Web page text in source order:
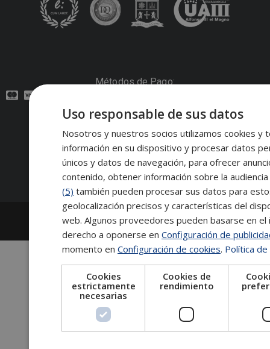
Métodos de Pago:
Contacto:
Síguenos:
2026
Escuela de Posgrado de Salamanca
Información legal
Tablón de anuncios
Uso responsable de sus datos
Nosotros y nuestros socios utilizamos cookies y
información en su dispositivo y procesar datos
únicos y datos de navegación, para ofrecer
contenido, obtener información sobre la
(5) también pueden procesar sus datos para
geolocalización precisos y características del
web. Algunos proveedores pueden basarse en
derecho a oponerse en Configuración de
momento en Configuración de cookies. Política
Cookies
estrictamente
necesarias
Cookies de
rendimiento